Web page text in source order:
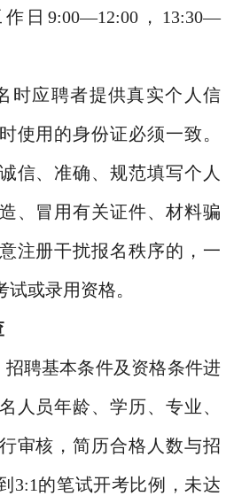
日9:00—12:00，13:30—
时应聘者提供真实个人信
使用的身份证必须一致。
信、准确、规范填写个人
、冒用有关证件、材料骗
注册干扰报名秩序的，一
或录用资格。
聘基本条件及资格条件进
人员年龄、学历、专业、
审核，简历合格人数与招
3:1的笔试开考比例，未达